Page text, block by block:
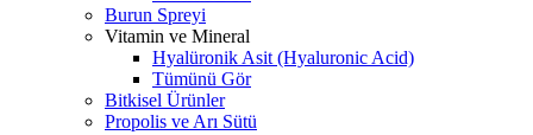
Burun Spreyi
Vitamin ve Mineral
Hyalüronik Asit (Hyaluronic Acid)
Tümünü Gör
Bitkisel Ürünler
Propolis ve Arı Sütü